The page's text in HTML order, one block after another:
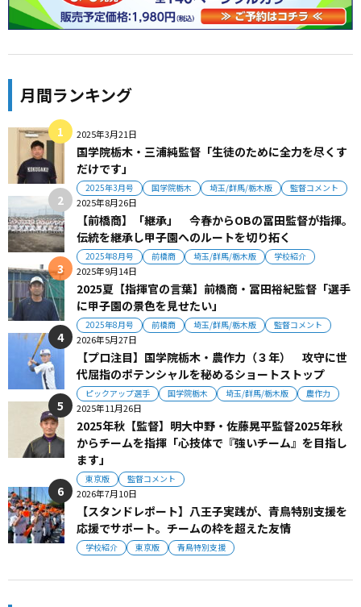
月間ランキング
2025年3月21日
国学院栃木・三浦純監督「生徒のために全力を尽くす
だけです」
2025年3月号 国学院栃木 埼玉/群馬/栃木版 監督コメント
2025年8月26日
【前橋商】「継承」 今春からOBの冨田監督が指揮。
伝統を継承し甲子園へのルートを切り拓く
2025年8月号 前橋商 埼玉/群馬/栃木版 学校紹介
2025年9月14日
2025夏【指揮官の言葉】前橋商・冨田裕紀監督「選手
に甲子園の景色を見せたい」
2025年8月号 前橋商 埼玉/群馬/栃木版 監督コメント
2026年5月27日
【プロ注目】国学院栃木・農作力（３年） 攻守に世
代屈指のポテンシャルを秘めるショートストップ
ピックアップ選手 国学院栃木 埼玉/群馬/栃木版 農作力
2025年11月26日
2025年秋【監督】明大中野・佐藤晃平監督2025年秋
からチームを指揮「心技体で『強いチーム』を目指し
ます」
東京版 監督コメント
2026年7月10日
【スタンドレポート】八王子実践が、青鳥特別支援を
応援でサポート。チームの枠を超えた友情
学校紹介 東京版 青鳥特別支援